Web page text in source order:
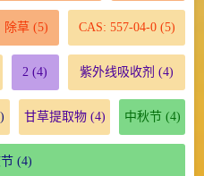
除草 (5) CAS: 557-04-0(5)
2 (4) 紫外线吸收剂 (4)
甘草提取物(4) 中秋节(4)
(4)